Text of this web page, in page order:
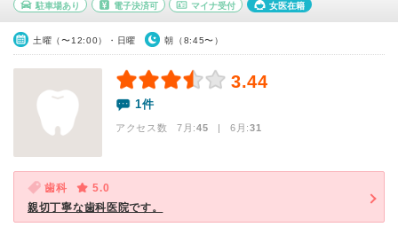
駐車場あり 電子決済可 マイナ受付 女医在籍
土曜（〜12:00）・日曜 朝（8:45〜）
3.44
1件
アクセス数 7月:45 | 6月:31
歯科
5.0
親切丁寧な歯科医院です。